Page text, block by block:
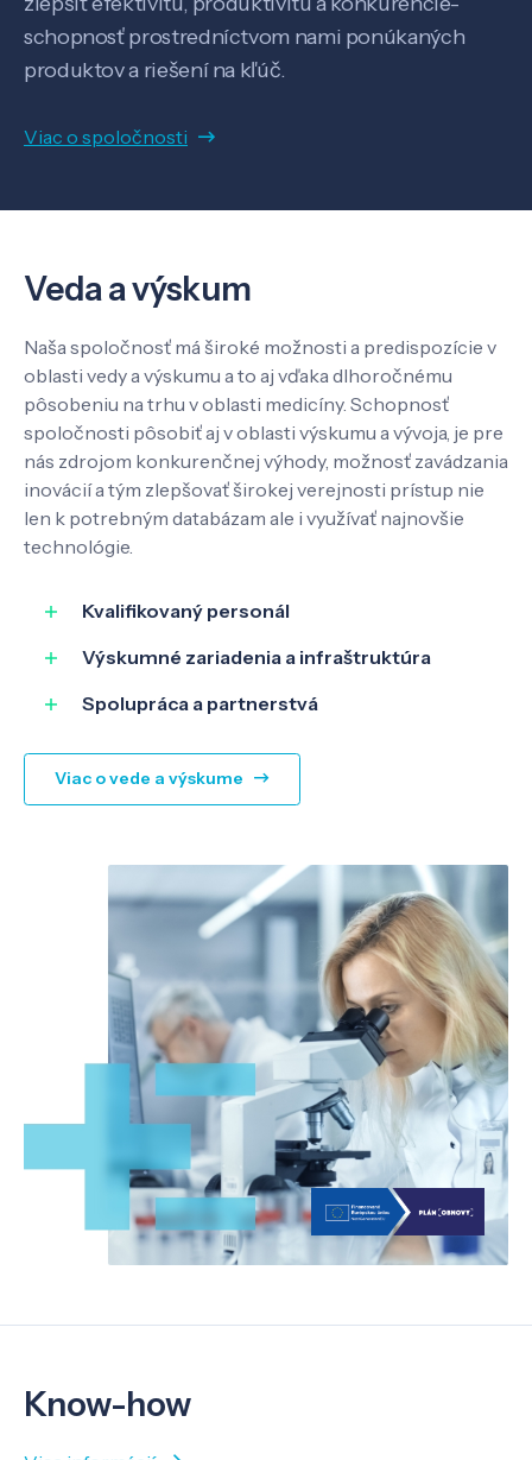
Know-how
SK
schopnosť prostredníctvom nami ponúkaných
produktov a riešení na kľúč.
Viac o spoločnosti
Veda a výskum
Naša spoločnosť má široké možnosti a predispozície v
oblasti vedy a výskumu a to aj vďaka dlhoročnému
pôsobeniu na trhu v oblasti medicíny. Schopnosť
spoločnosti pôsobiť aj v oblasti výskumu a vývoja, je pre
nás zdrojom konkurenčnej výhody, možnosť zavádzania
inovácií a tým zlepšovať širokej verejnosti prístup nie
len k potrebným databázam ale i využívať najnovšie
technológie.
Kvalifikovaný personál
Výskumné zariadenia a infraštruktúra
Spolupráca a partnerstvá
Viac o vede a výskume
Know-how